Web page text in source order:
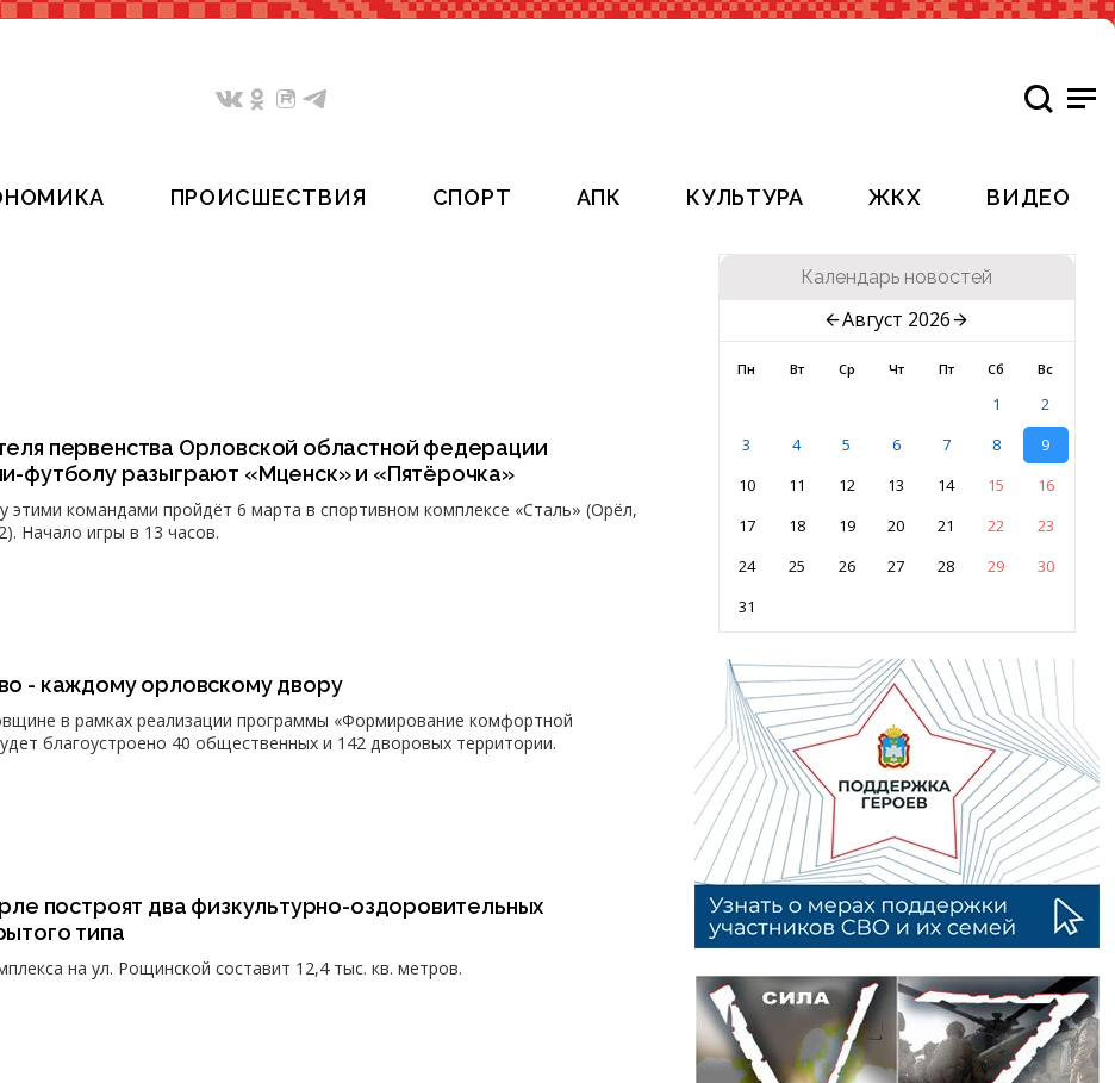
ПРОИСШЕСТВИЯ СПОРТ АПК КУЛЬТУРА ЖКХ ВИДЕО
первенства Орловской областной федерации
футболу разыграют «Мценск» и «Пятёрочка»
командами пройдёт 6 марта в спортивном комплексе «Сталь» (Орёл,
Начало игры в 13 часов.
- каждому орловскому двору
в рамках реализации программы «Формирование комфортной
благоустроено 40 общественных и 142 дворовых территории.
построят два физкультурно-оздоровительных
типа
на ул. Рощинской составит 12,4 тыс. кв. метров.
Календарь новостей
Август 2026
Пн Вт Ср Чт Пт Сб Вс
1
2
3
4 5 6 7 8
9
10
11 12 13 14 15
16
17
18 19 20 21 22
23
24
25 26 27 28 29
30
31